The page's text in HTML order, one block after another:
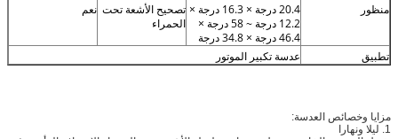
منظور
20.4 درجة × 16.3 درجة ×
12.2 درجة ~ 58 درجة ×
46.4 درجة × 34.8 درجة
تصحيح الأشعة تحت
الحمراء
نعم
تطبيق عدسة تكبير الموتور
مزايا وخصائص العدسة:
1. ليلا ونهارا